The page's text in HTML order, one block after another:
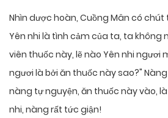
Nhìn dược hoàn, Cuồng Mân có chút
Yên nhi là tình cảm của ta, ta không
viên thuốc này, lẽ nào Yên nhi ngươi
ngươi là bởi ăn thuốc này sao?"
nàng tự nguyện, ăn thuốc này vào,
nhi, nàng rất tức giận!